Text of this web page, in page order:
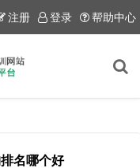
注册 登录 帮助中心
名哪个好